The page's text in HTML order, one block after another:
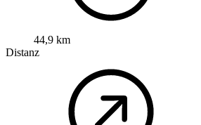
44,9 km
Distanz